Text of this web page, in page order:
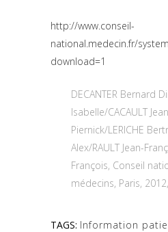
http://www.conseil-
national.medecin.fr/
download=1
DECANTER Bernard
Isabelle/CACAULT
Piernick/LERICHE
Alex/RAULT Jean-
François, Conseil
médecins, Paris,
TAGS: Information